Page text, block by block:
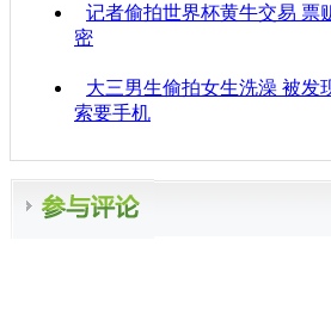
记者偷拍世界杯黄牛交易 票
密
大三男生偷拍女生洗澡 被发
索要手机